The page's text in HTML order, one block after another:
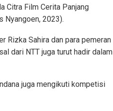
Citra Film Cerita Panjang
Nyangoen, 2023).
Rizka Sahira dan para pemeran
dari NTT juga turut hadir dalam
juga mengikuti kompetisi